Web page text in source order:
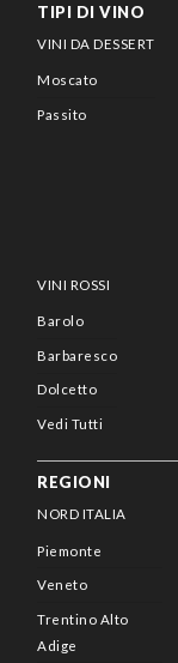
TIPI DI VINO
VINI DA DESSERT
Moscato
Passito
VINI ROSSI
Barolo
Barbaresco
Dolcetto
Vedi Tutti
REGIONI
NORD ITALIA
Piemonte
Veneto
Trentino Alto
Adige